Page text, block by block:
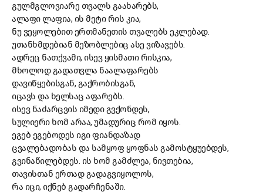
გულმგლოვიარე თვალს გაახარებს,
ალაფი ლაფია, ის მეტი რის კია,
ნუ ვეყოლებით ერთმანეთის თვალებს ეკლებად.
უთანხმდებიან მეზობლებიც ასე ვიზავებს.
ადრეც ნათქვამი, ისევ ყისმათი რისკია,
მხოლოდ გადათვლა ნაალაფარებს
დავიწყებისგან, გაქრობისგან,
იცავს და ხელსაც აფარებს.
ისევ ნაძარცვის იმედი გვქონდეს,
სულიერი ხომ არაა, უმადურიც რომ იყოს.
ეგებ ეგებოდეს იგი ფიანდაზად
ცვალებადობას და სამყოფ ყოფნას გამოსტყუებდეს,
გვინაწილებდეს. ის ხომ გამძლეა, ნივთებია,
თავისთან ერთად გადაგვიყოლოს,
რა იცი, იქნებ გადარჩენაში.